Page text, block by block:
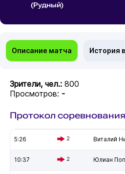
(Рудный)
Описание матча История
Зрители, чел.: 800
Просмотров: -
Протокол соревнования
5:26 2 Виталий
10:37 2 Юлиан